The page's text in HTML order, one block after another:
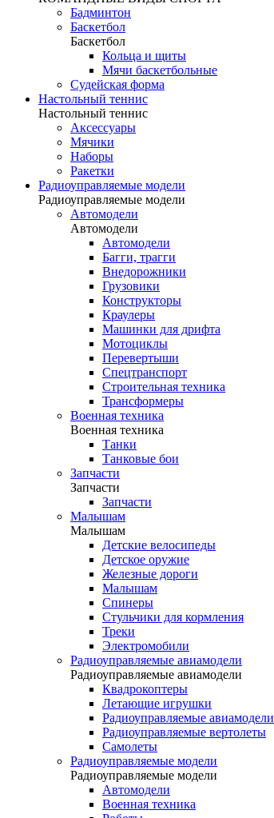
Бадминтон
Баскетбол
Баскетбол
Кольца и щиты
Мячи баскетбольные
Судейская форма
Настольный теннис
Настольный теннис
Аксессуары
Мячики
Наборы
Ракетки
Радиоуправляемые модели
Радиоуправляемые модели
Автомодели
Автомодели
Автомодели
Багги, трагги
Внедорожники
Грузовики
Конструкторы
Краулеры
Машинки для дрифта
Мотоциклы
Перевертыши
Спецтранспорт
Строительная техника
Трансформеры
Военная техника
Военная техника
Танки
Танковые бои
Запчасти
Запчасти
Запчасти
Малышам
Малышам
Детские велосипеды
Детское оружие
Железные дороги
Малышам
Спинеры
Стульчики для кормления
Треки
Электромобили
Радиоуправляемые авиамодели
Радиоуправляемые авиамодели
Квадрокоптеры
Летающие игрушки
Радиоуправляемые авиамодели
Радиоуправляемые вертолеты
Самолеты
Радиоуправляемые модели
Радиоуправляемые модели
Автомодели
Военная техника